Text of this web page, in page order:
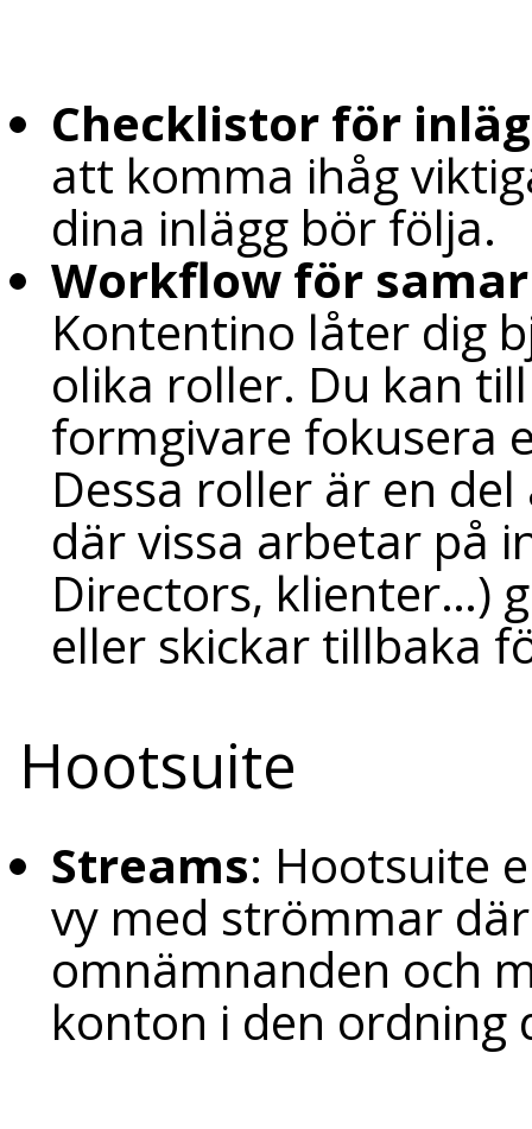
Checklistor för
att komma ihåg
dina inlägg bör följa.
Workflow för
Kontentino låter dig
olika roller. Du kan
formgivare fokusera
Dessa roller är en
där vissa arbetar på
Directors, klienter…)
eller skickar tillbaka
Hootsuite
Streams: Hootsuite
vy med strömmar
omnämnanden och
konton i den ordning